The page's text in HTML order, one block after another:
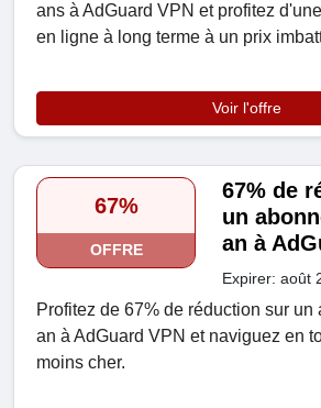
ans à AdGuard VPN et profitez
en ligne à long terme à un prix
Voir l'offre
67%
OFFRE
67% de
un
an à
Expirer: août
Profitez de 67% de réduction sur un
an à AdGuard VPN et naviguez en
moins cher.